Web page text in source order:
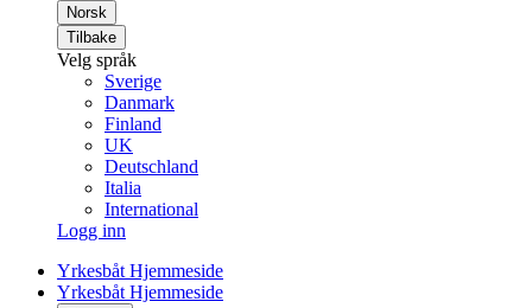
Norsk
Tilbake
Velg språk
Sverige
Danmark
Finland
UK
Deutschland
Italia
International
Logg inn
Yrkesbåt Hjemmeside
Yrkesbåt Hjemmeside